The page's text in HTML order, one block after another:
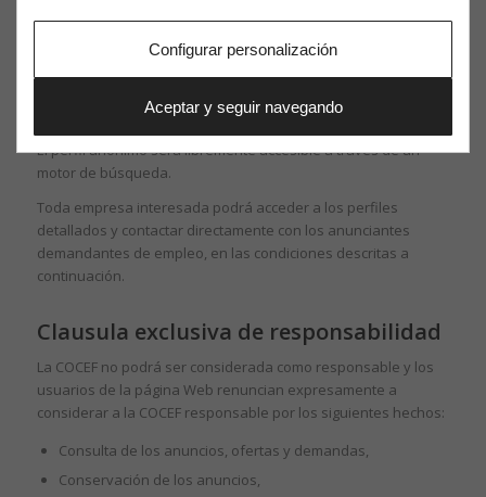
visitante de la página Web.
El perfil anónimo será libremente accesible a través de un
motor de búsqueda.
Toda empresa interesada podrá acceder a los perfiles
detallados y contactar directamente con los anunciantes
demandantes de empleo, en las condiciones descritas a
continuación.
Clausula exclusiva de responsabilidad
La COCEF no podrá ser considerada como responsable y los
usuarios de la página Web renuncian expresamente a
considerar a la COCEF responsable por los siguientes hechos:
Consulta de los anuncios, ofertas y demandas,
Conservación de los anuncios,
Configurar personalización
Aceptar y seguir navegando